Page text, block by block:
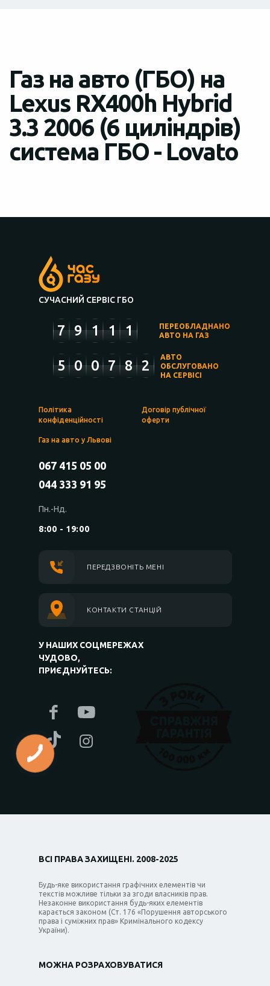
Газ на авто (ГБО) на
Lexus RX400h Hybrid
3.3 2006 (6 циліндрів)
система ГБО - Lovato
СУЧАСНИЙ СЕРВІС ГБО
7 9 1 1 1
ПЕРЕОБЛАДНАНО
АВТО НА ГАЗ
5 0 0 7 8 2
АВТО
ОБСЛУГОВАНО
НА СЕРВІСІ
Політика
конфіденційності
Договір публічної
оферти
Газ на авто у Львові
067 415 05 00
044 333 91 95
Пн.-Нд.
8:00 - 19:00
ПЕРЕДЗВОНІТЬ МЕНІ
КОНТАКТИ СТАНЦІЙ
У НАШИХ СОЦМЕРЕЖАХ
ЧУДОВО,
ПРИЄДНУЙТЕСЬ:
ВСІ ПРАВА ЗАХИЩЕНІ. 2008-2025
Будь-яке використання графічних елементів чи
текстів можливе тільки за згоди власників прав.
Незаконне використання будь-яких елементів
карається законом (Ст. 176 «Порушення авторського
права і суміжних прав» Кримінального кодексу
України).
МОЖНА РОЗРАХОВУВАТИСЯ